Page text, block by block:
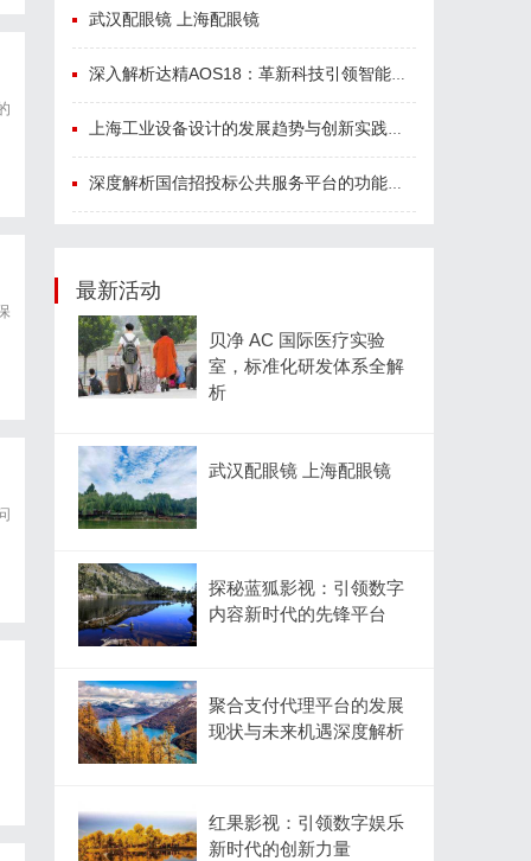
武汉配眼镜 上海配眼镜
深入解析达精AOS18：革新科技引领智能未来的新纪元
上海工业设备设计的发展趋势与创新实践探索
深度解析国信招投标公共服务平台的功能与优势
最新活动
贝净 AC 国际医疗实验
室，标准化研发体系全解
析
武汉配眼镜 上海配眼镜
探秘蓝狐影视：引领数字
内容新时代的先锋平台
聚合支付代理平台的发展
现状与未来机遇深度解析
红果影视：引领数字娱乐
新时代的创新力量